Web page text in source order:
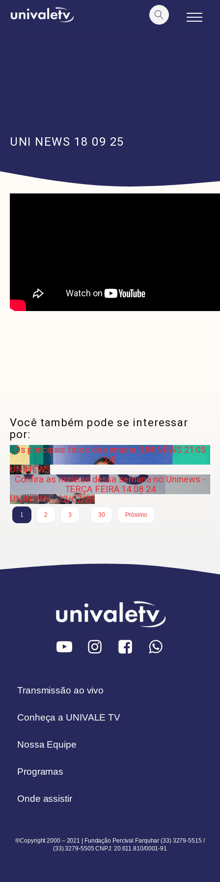
conteúdo
UNI NEWS 18 09 25
Você também pode se interessar
por:
Os principais fatos da semana (UNINEWS 21 05
24)
UNINEWS
Confira as notícias dessa semana no Uninews -
TERÇA FEIRA 14 08 24
UNINEWS - 22/07/25
1 2 3
30
Próximo
Transmissão ao vivo
Conheça a UNIVALE TV
Nossa Equipe
Programas
Onde assistir
®Copyright 2000 – 2021 | Fundação Percival Farquhar (33) 3279-5515 /
(33) 3279-5505 CNPJ: 20.611.810/0001-91